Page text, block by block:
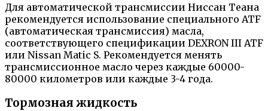
Для автоматической трансмиссии Ниссан Теана
рекомендуется использование специального ATF
(автоматическая трансмиссия) масла,
соответствующего спецификации DEXRON III ATF
или Nissan Matic S. Рекомендуется менять
трансмиссионное масло через каждые 60000-
80000 километров или каждые 3-4 года.
Тормозная жидкость